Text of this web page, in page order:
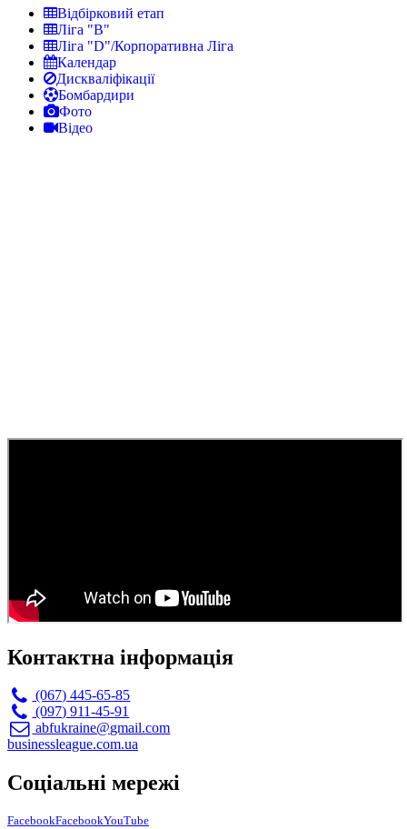
Відбірковий етап
Ліга "В"
Ліга "D"/Корпоративна Ліга
Календар
Дискваліфікації
Бомбардири
Фото
Відео
Контактна інформація
(067) 445-65-85
(097) 911-45-91
abfukraine@gmail.com
businessleague.com.ua
Соціальні мережі
FacebookFacebookYouTube